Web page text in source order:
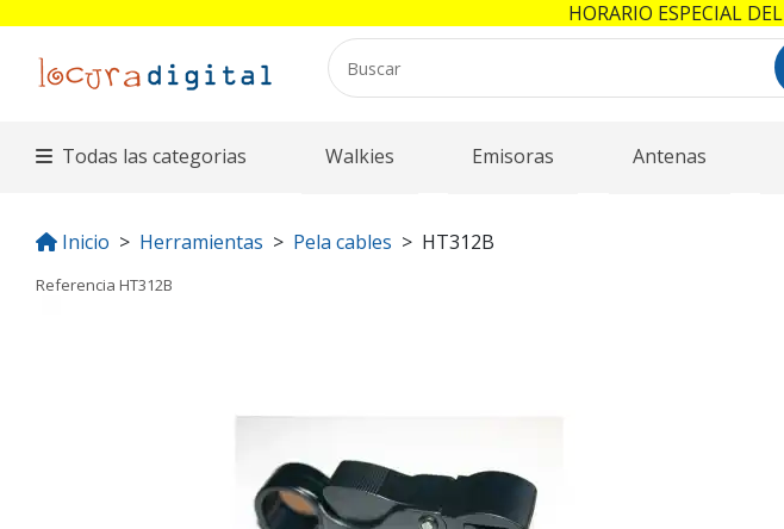
Todas las categorias Walkies Emisoras Antenas
Inicio Herramientas Pela cables HT312B
Referencia HT312B
HORARIO ESPECIAL DEL